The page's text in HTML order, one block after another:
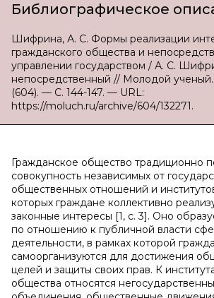
Библиографическое
Шифрина, А. С. Формы реализации
гражданского общества и
управлении государством / А. С.
непосредственный // Молодой
(604). — С. 144-147. — URL:
https://moluch.ru/archive/604/132271.
Гражданское общество традиционно
совокупность независимых от
общественных отношений и
которых граждане коллективно
законные интересы [1, с. 3]. Оно
по отношению к публичной власти
деятельности, в рамках которой
самоорганизуются для достижения
целей и защиты своих прав. К
общества относятся